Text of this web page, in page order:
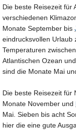
Die beste Reisezeit für
verschiedenen
Monate September bis
eindrucksvollen Urlaub
Temperaturen
Atlantischen Ozean
sind die Monate Mai
Die beste Reisezeit für
Monate November und
Mai. Sieben bis acht
hier die eine gute